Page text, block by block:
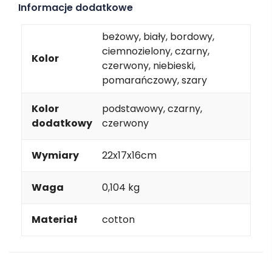
Informacje dodatkowe
Kolor
beżowy, biały, bordowy,
ciemnozielony, czarny,
czerwony, niebieski,
pomarańczowy, szary
Kolor
dodatkowy
podstawowy, czarny,
czerwony
Wymiary 22x17x16cm
Waga 0,104 kg
Materiał cotton